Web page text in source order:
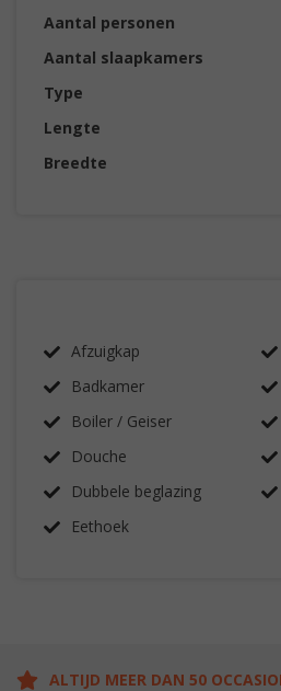
Aantal personen
Aantal slaapkamers
Type
Lengte
Breedte
Afzuigkap
Badkamer
Boiler / Geiser
Douche
Dubbele beglazing
Eethoek
ALTIJD MEER DAN 50